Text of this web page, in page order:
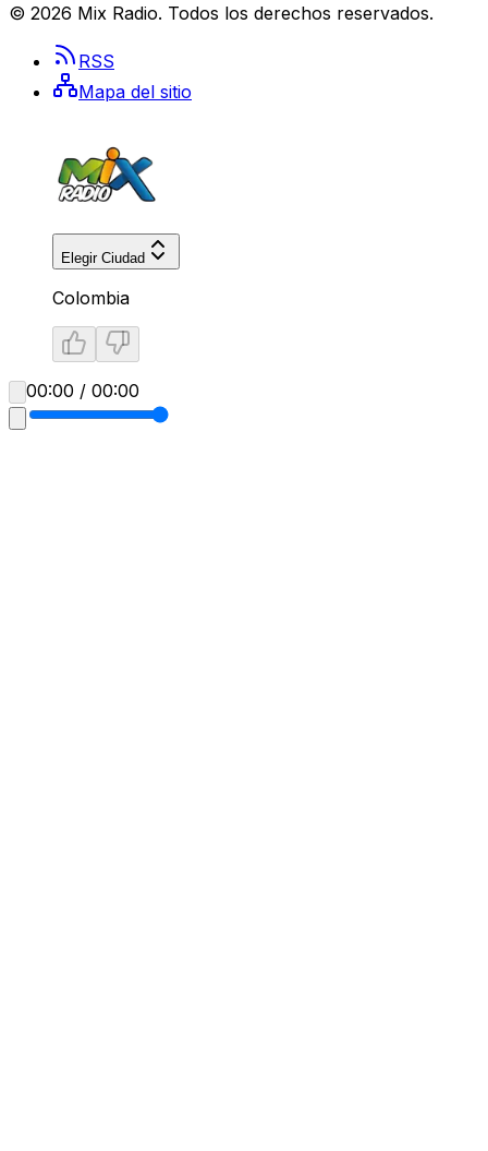
© 2026 Mix Radio. Todos los derechos reservados.
RSS
Mapa del sitio
Elegir Ciudad
Colombia
00:00 / 00:00